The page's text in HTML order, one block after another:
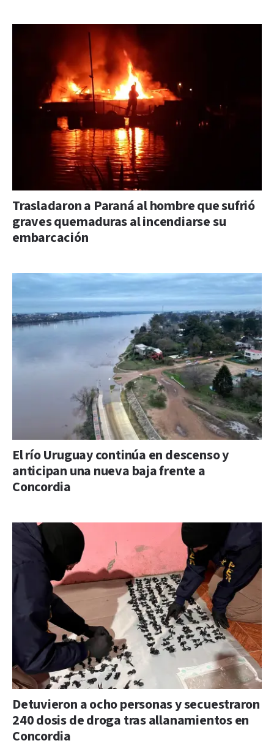
Trasladaron a Paraná al hombre que sufrió
graves quemaduras al incendiarse su
embarcación
El río Uruguay continúa en descenso y
anticipan una nueva baja frente a
Concordia
Detuvieron a ocho personas y secuestraron
240 dosis de droga tras allanamientos en
Concordia